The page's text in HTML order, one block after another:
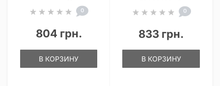
0
804 грн.
В КОРЗИНУ
0
833 грн.
В КОРЗИНУ